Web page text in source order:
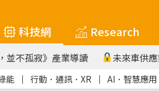
科技網 Research
並不孤寂》產業導讀 未來車供
能 ｜ 行動．通訊．XR ｜ AI．智慧應